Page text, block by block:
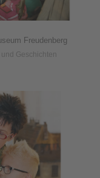
Freudenberg
Geschichten